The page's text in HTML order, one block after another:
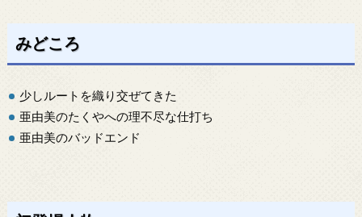
みどころ
少しルートを織り交ぜてきた
亜由美のたくやへの理不尽な仕打ち
亜由美のバッドエンド